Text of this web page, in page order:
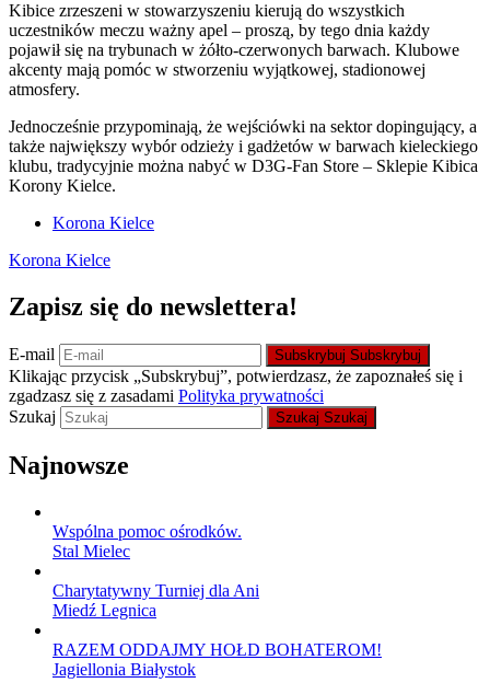
Kibice zrzeszeni w stowarzyszeniu kierują do wszystkich
uczestników meczu ważny apel – proszą, by tego dnia każdy
pojawił się na trybunach w żółto-czerwonych barwach. Klubowe
akcenty mają pomóc w stworzeniu wyjątkowej, stadionowej
atmosfery.
Jednocześnie przypominają, że wejściówki na sektor dopingujący, a
także największy wybór odzieży i gadżetów w barwach kieleckiego
klubu, tradycyjnie można nabyć w D3G-Fan Store – Sklepie Kibica
Korony Kielce.
Korona Kielce
Korona Kielce
Zapisz się do newslettera!
E-mail Subskrybuj Subskrybuj
Klikając przycisk „Subskrybuj”, potwierdzasz, że zapoznałeś się i
zgadzasz się z zasadami Polityka prywatności
Szukaj
Szukaj Szukaj
Najnowsze
Wspólna pomoc ośrodków.
Stal Mielec
Charytatywny Turniej dla Ani
Miedź Legnica
RAZEM ODDAJMY HOŁD BOHATEROM!
Jagiellonia Białystok